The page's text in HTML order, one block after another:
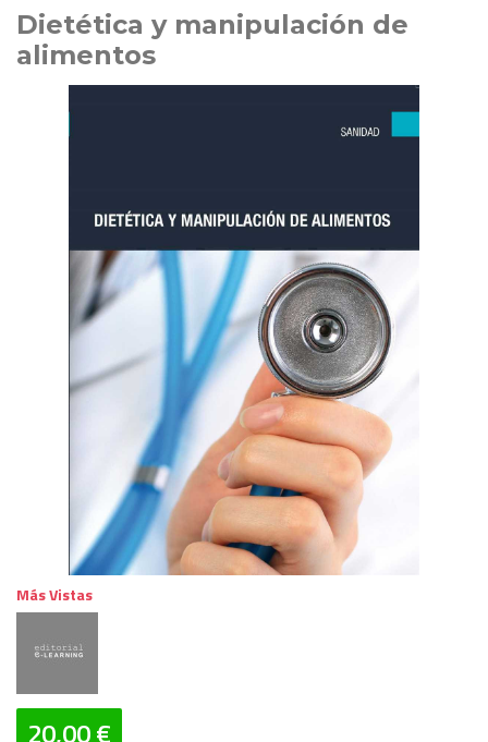
Dietética y manipulación de
alimentos
Más Vistas
20,00 €